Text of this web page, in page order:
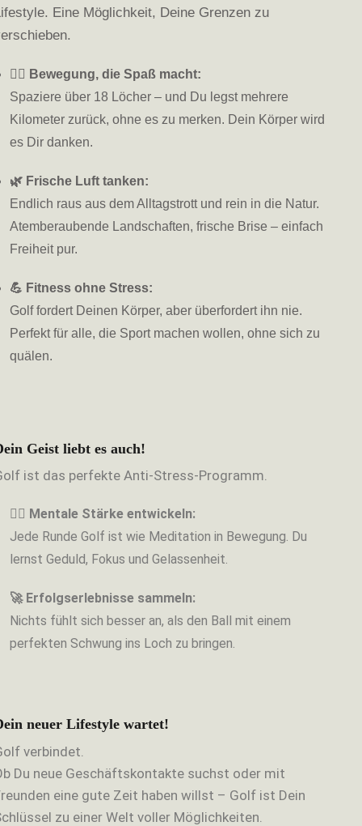
Eine Möglichkeit, Deine Grenzen zu
🏌️‍♂️ Bewegung, die Spaß macht:
Spaziere über 18 Löcher – und Du legst mehrere
Kilometer zurück, ohne es zu merken. Dein Körper wird
es Dir danken.
🌿 Frische Luft tanken:
Endlich raus aus dem Alltagstrott und rein in die Natur.
Atemberaubende Landschaften, frische Brise – einfach
Freiheit pur.
💪 Fitness ohne Stress:
Golf fordert Deinen Körper, aber überfordert ihn nie.
Perfekt für alle, die Sport machen wollen, ohne sich zu
quälen.
Geist liebt es auch!
ist das perfekte Anti-Stress-Programm.
🧘‍♀️ Mentale Stärke entwickeln:
Jede Runde Golf ist wie Meditation in Bewegung. Du
lernst Geduld, Fokus und Gelassenheit.
🚀 Erfolgserlebnisse sammeln:
Nichts fühlt sich besser an, als den Ball mit einem
perfekten Schwung ins Loch zu bringen.
neuer Lifestyle wartet!
verbindet.
Du neue Geschäftskontakte suchst oder mit
eine gute Zeit haben willst – Golf ist Dein
zu einer Welt voller Möglichkeiten.